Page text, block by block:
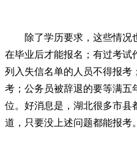
除了学历要求，这些情况
在毕业后才能报名；有过考试
列入失信名单的人员不得报考
考；公务员被辞退的要等满五
位。好消息是，湖北很多市县
道，只要没上述问题都能报考。